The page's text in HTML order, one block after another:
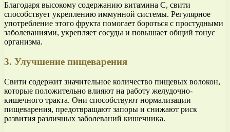
Благодаря высокому содержанию витамина С, свити
способствует укреплению иммунной системы. Регулярное
употребление этого фрукта помогает бороться с простудными
заболеваниями, укрепляет сосуды и повышает общий тонус
организма.
3. Улучшение пищеварения
Свити содержит значительное количество пищевых волокон,
которые положительно влияют на работу желудочно-
кишечного тракта. Они способствуют нормализации
пищеварения, предотвращают запоры и снижают риск
развития различных заболеваний кишечника.